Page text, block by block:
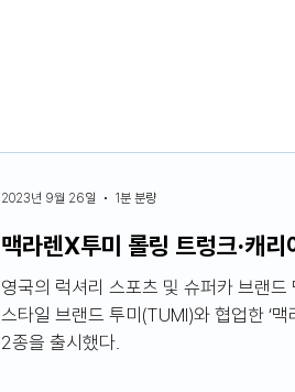
맥라렌X투미 롤링 트렁크∙캐
영국의 럭셔리 스포츠 및 슈퍼카 브랜
스타일 브랜드 투미(TUMI)와 협업한 ‘
2종을 출시했다.
2023년 9월 26일 1분 분량